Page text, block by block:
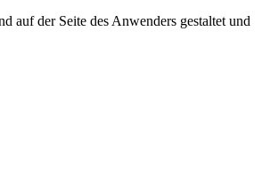
auf der Seite des Anwenders gestaltet und